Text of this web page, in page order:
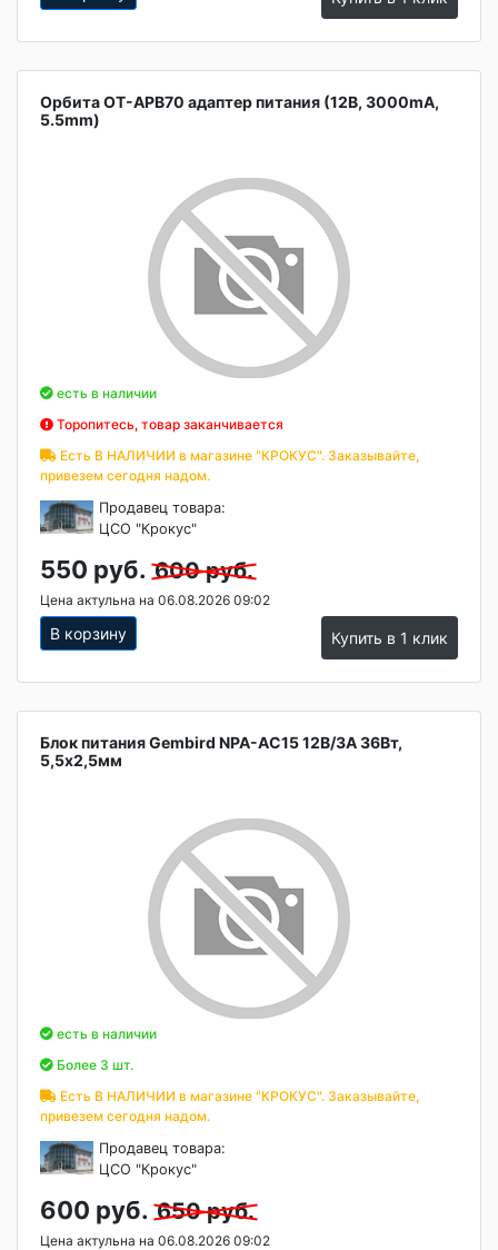
Орбита OT-APB70 адаптер питания (12B, 3000mA,
5.5mm)
есть в наличии
Торопитесь, товар заканчивается
Есть В НАЛИЧИИ в магазине "КРОКУС". Заказывайте,
привезем сегодня надом.
Продавец товара:
ЦСО "Крокус"
550 руб. 600 руб.
Цена актульна на 06.08.2026 09:02
В корзину Купить в 1 клик
Блок питания Gembird NPA-AC15 12В/3А 36Вт,
5,5х2,5мм
есть в наличии
Более 3 шт.
Есть В НАЛИЧИИ в магазине "КРОКУС". Заказывайте,
привезем сегодня надом.
Продавец товара:
ЦСО "Крокус"
600 руб. 650 руб.
Цена актульна на 06.08.2026 09:02